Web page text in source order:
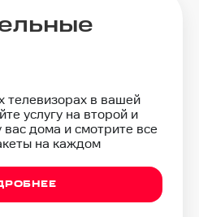
телевизорах в вашей
услугу на второй и
дома и смотрите все
на каждом